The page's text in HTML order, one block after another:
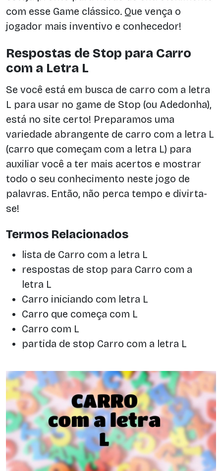
com esse Game clássico. Que vença o
jogador mais inventivo e conhecedor!
Respostas de Stop para Carro
com a Letra L
Se você está em busca de carro com a letra
L para usar no game de Stop (ou Adedonha),
está no site certo! Preparamos uma
variedade abrangente de carro com a letra L
(carro que começam com a letra L) para
auxiliar você a ter mais acertos e mostrar
todo o seu conhecimento neste jogo de
palavras. Então, não perca tempo e divirta-
se!
Termos Relacionados
lista de Carro com a letra L
respostas de stop para Carro com a
letra L
Carro iniciando com letra L
Carro que começa com L
Carro com L
partida de stop Carro com a letra L